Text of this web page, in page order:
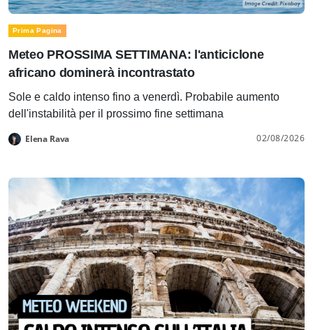
Prima Pagina
Meteo PROSSIMA SETTIMANA: l'anticiclone
africano dominerà incontrastato
Sole e caldo intenso fino a venerdì. Probabile aumento
dell'instabilità per il prossimo fine settimana
Elena Rava 02/08/2026